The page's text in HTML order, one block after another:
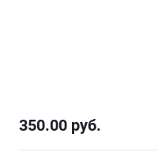
350.00 руб.